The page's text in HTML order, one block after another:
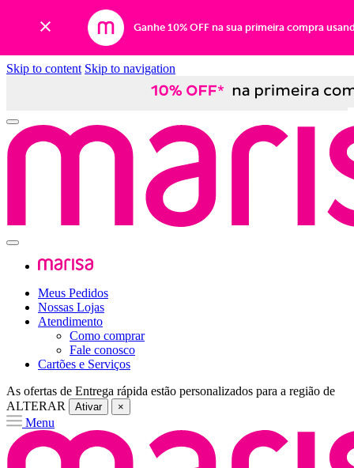
Ganhe 10% OFF na sua primeira compra
Skip to content Skip to navigation
Meus Pedidos
Nossas Lojas
Atendimento
Como comprar
Fale conosco
Cartões e Serviços
As ofertas de Entrega rápida estão personalizados para a região de
ALTERAR
Ativar ×
Menu